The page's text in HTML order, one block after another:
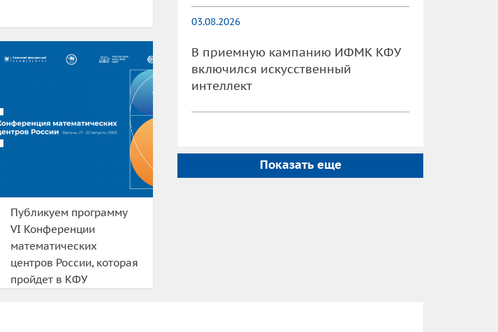
Публикуем программу
VI Конференции
математических
центров России, которая
пройдет в КФУ
03.08.2026
В приемную кампанию ИФМК КФУ
включился искусственный
интеллект
Показать еще